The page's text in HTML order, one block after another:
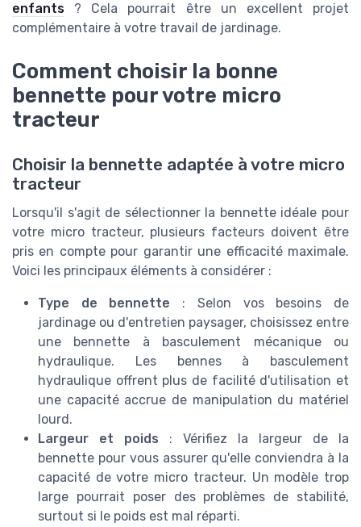
enfants ? Cela pourrait être un excellent projet
complémentaire à votre travail de jardinage.
Comment choisir la bonne
bennette pour votre micro
tracteur
Choisir la bennette adaptée à votre micro
tracteur
Lorsqu'il s'agit de sélectionner la bennette idéale pour
votre micro tracteur, plusieurs facteurs doivent être
pris en compte pour garantir une efficacité maximale.
Voici les principaux éléments à considérer :
Type de bennette : Selon vos besoins de
jardinage ou d'entretien paysager, choisissez entre
une bennette à basculement mécanique ou
hydraulique. Les bennes à basculement
hydraulique offrent plus de facilité d'utilisation et
une capacité accrue de manipulation du matériel
lourd.
Largeur et poids : Vérifiez la largeur de la
bennette pour vous assurer qu'elle conviendra à la
capacité de votre micro tracteur. Un modèle trop
large pourrait poser des problèmes de stabilité,
surtout si le poids est mal réparti.